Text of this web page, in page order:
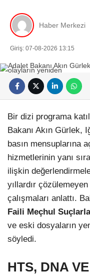
Haber Merkezi
Giriş: 07-08-2026 13:15
Bir dizi programa
Bakanı Akın Gürlek,
basın mensuplarına
hizmetlerinin yanı
ilişkin
yıllardır
çalışmaları anlattı.
Faili Meçhul
ve eski dosyaların
söyledi.
HTS, DNA